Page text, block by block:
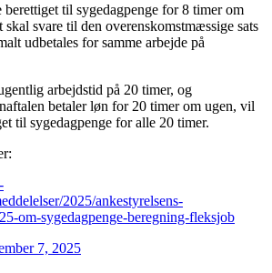
til sygedagpenge for 8 timer om
svare til den overenskomstmæssige sats
udbetales for samme arbejde på
arbejdstid på 20 timer, og
betaler løn for 20 timer om ugen, vil
til sygedagpenge for alle 20 timer.
2025/ankestyrelsens-
om-sygedagpenge-beregning-fleksjob
7, 2025